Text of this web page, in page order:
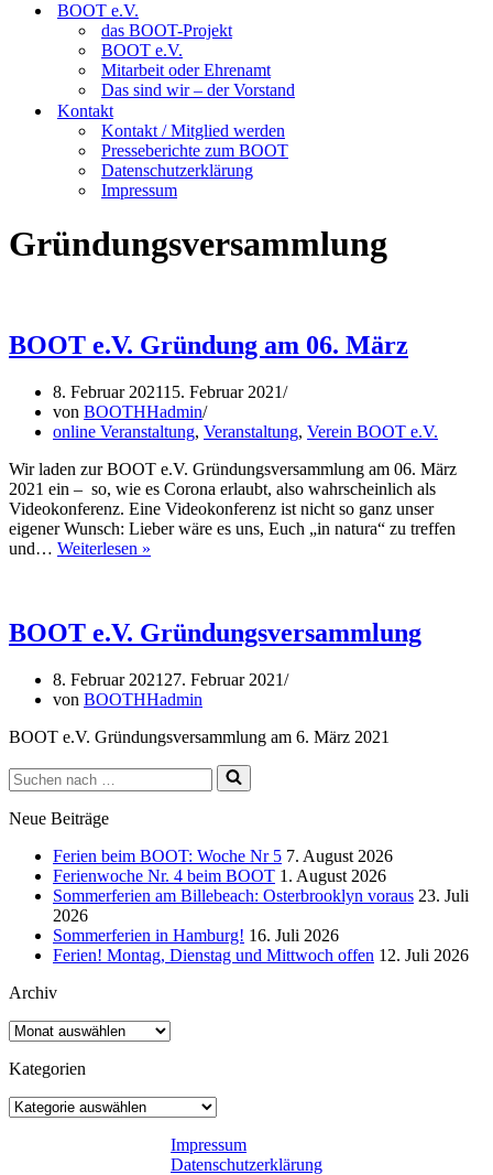
BOOT e.V.
das BOOT-Projekt
BOOT e.V.
Mitarbeit oder Ehrenamt
Das sind wir – der Vorstand
Kontakt
Kontakt / Mitglied werden
Presseberichte zum BOOT
Datenschutzerklärung
Impressum
Gründungsversammlung
BOOT e.V. Gründung am 06. März
8. Februar 202115. Februar 2021
von BOOTHHadmin
online Veranstaltung, Veranstaltung, Verein BOOT e.V.
Wir laden zur BOOT e.V. Gründungsversammlung am 06. März
2021 ein – so, wie es Corona erlaubt, also wahrscheinlich als
Videokonferenz. Eine Videokonferenz ist nicht so ganz unser
eigener Wunsch: Lieber wäre es uns, Euch „in natura“ zu treffen
und… Weiterlesen »
06.
März
BOOT e.V. Gründungsversammlung
8. Februar 2021 27. Februar 2021
von BOOTHHadmin
BOOT e.V. Gründungsversammlung am 6. März 2021
Suchen
nach …
Neue Beiträge
Ferien beim BOOT: Woche Nr 5 7. August 2026
Ferienwoche Nr. 4 beim BOOT 1. August 2026
Sommerferien am Billebeach: Osterbrooklyn voraus 23. Juli
2026
Sommerferien in Hamburg! 16. Juli 2026
Ferien! Montag, Dienstag und Mittwoch offen 12. Juli 2026
Archiv
Archiv
Kategorien
Kategorien
Impressum
Datenschutzerklärung